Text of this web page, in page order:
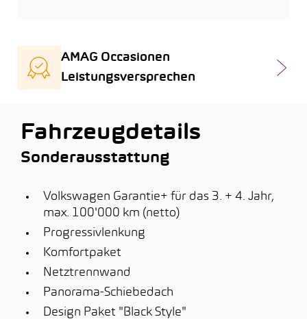
AMAG Occasionen
Leistungsversprechen
Fahrzeugdetails
Sonderausstattung
Volkswagen Garantie+ für das 3. + 4. Jahr,
max. 100'000 km (netto)
Progressivlenkung
Komfortpaket
Netztrennwand
Panorama-Schiebedach
Design Paket "Black Style"